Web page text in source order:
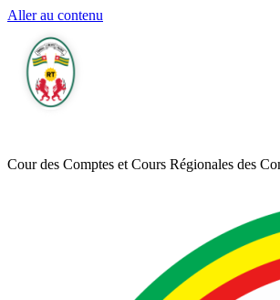
Aller au contenu
Cour des Comptes et Cours Régionales des